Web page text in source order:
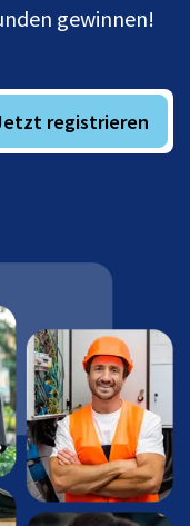
gewinnen!
registrieren